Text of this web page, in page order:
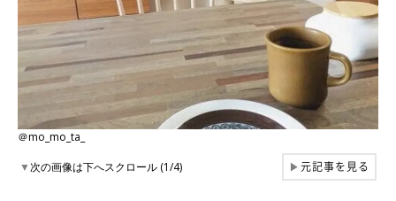
＠mo_mo_ta_
▼次の画像は下へスクロール (1/4) ▶元記事を見る